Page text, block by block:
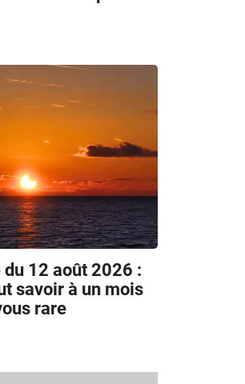
12 août 2026 :
savoir à un mois
rare